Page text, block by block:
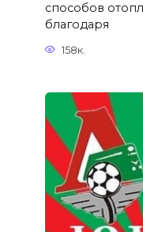
способов
благодаря
158к.